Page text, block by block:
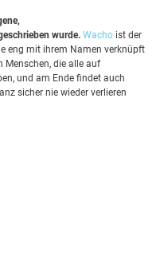
wurde. Wacho ist der
eng mit ihrem Namen verknüpft
Menschen, die alle auf
und am Ende findet auch
sicher nie wieder verlieren